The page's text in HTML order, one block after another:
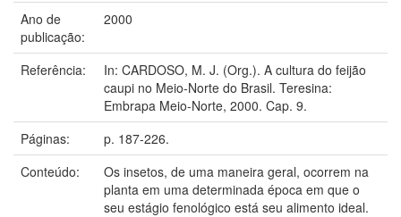
Ano de
publicação:
2000
Referência:
In: CARDOSO, M. J. (Org.). A cultura do feijão
caupi no Meio-Norte do Brasil. Teresina:
Embrapa Meio-Norte, 2000. Cap. 9.
Páginas:
p. 187-226.
Conteúdo:
Os insetos, de uma maneira geral, ocorrem na
planta em uma determinada época em que o
seu estágio fenológico está seu alimento ideal.